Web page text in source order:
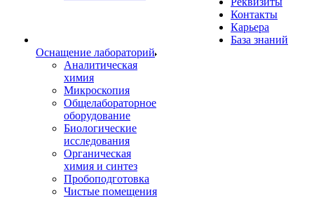
Оснащение лабораторий
Аналитическая
химия
Микроскопия
Общелабораторное
оборудование
Биологические
исследования
Органическая
химия и синтез
Пробоподготовка
Чистые помещения
Контакты
Карьера
База знаний